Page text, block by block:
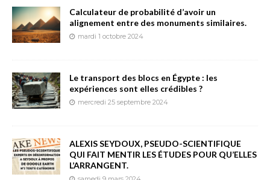
Calculateur de probabilité d’avoir un
alignement entre des monuments similaires.
mardi 1 octobre 2024
Le transport des blocs en Égypte : les
expériences sont elles crédibles ?
mercredi 25 septembre 2024
ALEXIS SEYDOUX, PSEUDO-SCIENTIFIQUE
QUI FAIT MENTIR LES ÉTUDES POUR QU’ELLES
L’ARRANGENT.